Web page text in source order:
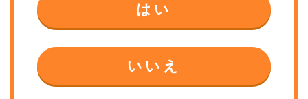
はい
いいえ